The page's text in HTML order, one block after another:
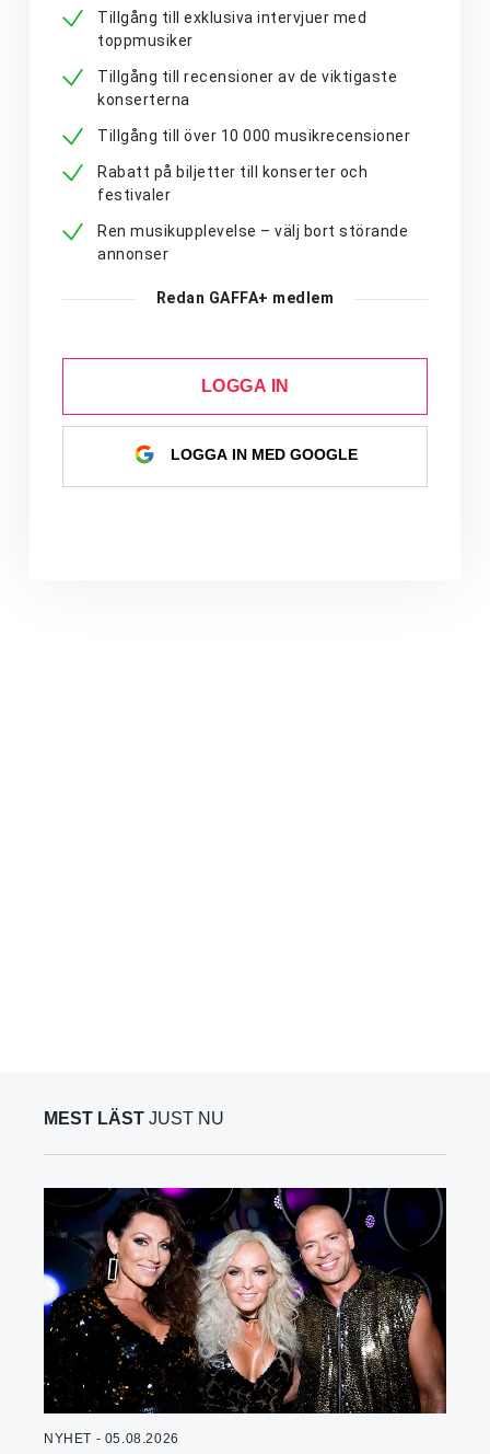
Tillgång till exklusiva intervjuer med
toppmusiker
Tillgång till recensioner av de viktigaste
konserterna
Tillgång till över 10 000 musikrecensioner
Rabatt på biljetter till konserter och
festivaler
Ren musikupplevelse – välj bort störande
annonser
Redan GAFFA+ medlem
LOGGA IN
LOGGA IN MED GOOGLE
MEST LÄST JUST NU
NYHET - 05.08.2026